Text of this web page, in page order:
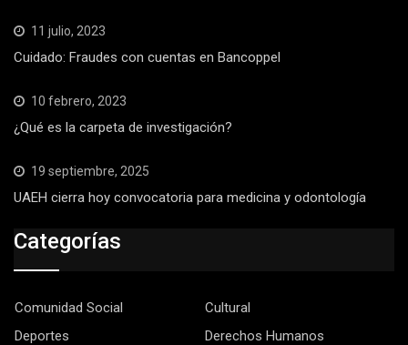
11 julio, 2023
Cuidado: Fraudes con cuentas en Bancoppel
10 febrero, 2023
¿Qué es la carpeta de investigación?
19 septiembre, 2025
UAEH cierra hoy convocatoria para medicina y odontología
Categorías
Comunidad Social
Cultural
Deportes
Derechos Humanos